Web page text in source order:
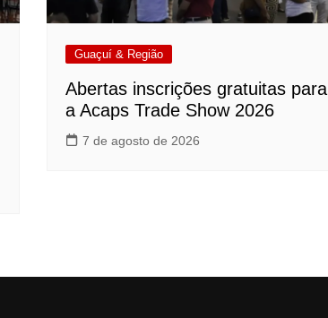
Guaçuí & Região
Abertas inscrições gratuitas para
a Acaps Trade Show 2026
7 de agosto de 2026